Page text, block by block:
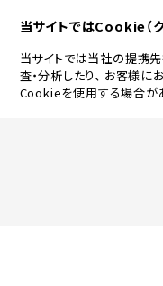
当サイトではCookie（
当サイトでは当社の提携
査・分析したり、 お客様に
Cookieを使用する場合が